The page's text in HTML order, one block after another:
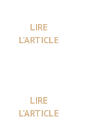
LIRE
L'ARTICLE
LIRE
L'ARTICLE